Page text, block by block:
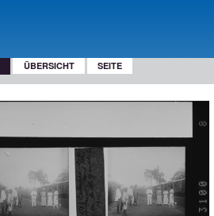
ÜBERSICHT SEITE